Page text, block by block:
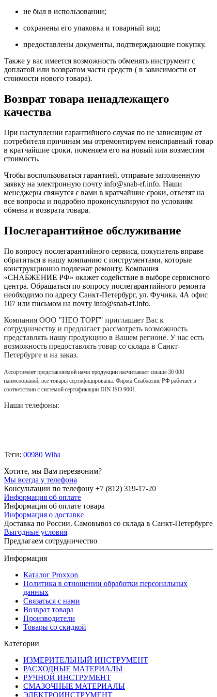
не был в использовании;
сохранены его упаковка и товарный вид;
предоставлены документы, подтверждающие покупку.
Также у вас имеется возможность обменять инструмент с
доплатой или возвратом части средств ( в зависимости от
стоимости нового товара).
Возврат товара ненадлежащего
качества
При наступлении гарантийного случая по не зависящим от
потребителя причинам мы отремонтируем неисправный товар
в кратчайшие сроки, поменяем его на новый или возместим
стоимость.
Чтобы воспользоваться гарантией, отправьте заполненную
заявку на электронную почту info@snab-rf.info. Наши
менеджеры свяжутся с вами в кратчайшие сроки, ответят на
все вопросы и подробно проконсультируют по условиям
обмена и возврата товара.
Послегарантийное обслуживание
По вопросу послегарантийного сервиса, покупатель вправе
обратиться в нашу компанию с инструментами, которые
конструкционно подлежат ремонту. Компания
«СНАБЖЕНИЕ РФ» окажет содействие в выборе сервисного
центра. Обращаться по вопросу послегарантийного ремонта
необходимо по адресу Санкт-Петербург, ул. Фучика, 4А офис
107 или письмом на почту info@snab-rf.info.
Компания ООО "НЕО ТОРГ" приглашает Вас к
сотрудничеству и предлагает рассмотреть возможность
представлять нашу продукцию в Вашем регионе. У нас есть
возможность предоставлять товар со склада в Санкт-
Петербурге и на заказ.
Ассортимент представляемой нами продукции насчитывает свыше 30 000
наименований, все товары сертифицированы. Фирма Снабжение РФ работает в
соответствии с системой сертификации DIN ISO 9001.
Наши телефоны:
Теги: 00980 Wiha
Хотите, мы Вам перезвоним?
Мы всегда у телефона
Консультации по телефону +7 (812) 319-17-20
Информация об оплате
Информация об оплате товара
Информация о доставке
Доставка по России. Самовывоз со склада в Санкт-Петербурге
Выгодные условия
Предлагаем сотрудничество
Информация
Каталог Proxxon
Политика в отношении обработки персональных
данных
Связаться с нами
Возврат товара
Производители
Товары со скидкой
Категории
ИЗМЕРИТЕЛЬНЫЙ ИНСТРУМЕНТ
РАСХОДНЫЕ МАТЕРИАЛЫ
РУЧНОЙ ИНСТРУМЕНТ
СМАЗОЧНЫЕ МАТЕРИАЛЫ
ЭЛЕКТРОИНСТРУМЕНТ